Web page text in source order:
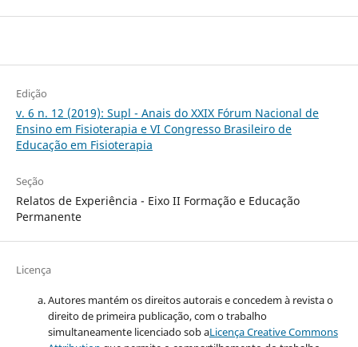
Edição
v. 6 n. 12 (2019): Supl - Anais do XXIX Fórum Nacional de
Ensino em Fisioterapia e VI Congresso Brasileiro de
Educação em Fisioterapia
Seção
Relatos de Experiência - Eixo II Formação e Educação
Permanente
Licença
Autores mantém os direitos autorais e concedem à revista o
direito de primeira publicação, com o trabalho
simultaneamente licenciado sob aLicença Creative Commons